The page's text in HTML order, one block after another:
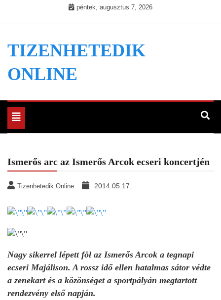
péntek, augusztus 7, 2026
TIZENHETEDIK
ONLINE
Toggle
navigation
Ismerős arc az Ismerős Arcok ecseri koncertjén
Tizenhetedik Online 2014.05.17.
Nagy sikerrel lépett föl az Ismerős Arcok a tegnapi
ecseri Majálison. A rossz idő ellen hatalmas sátor védte
a zenekart és a közönséget a sportpályán megtartott
rendezvény első napján.